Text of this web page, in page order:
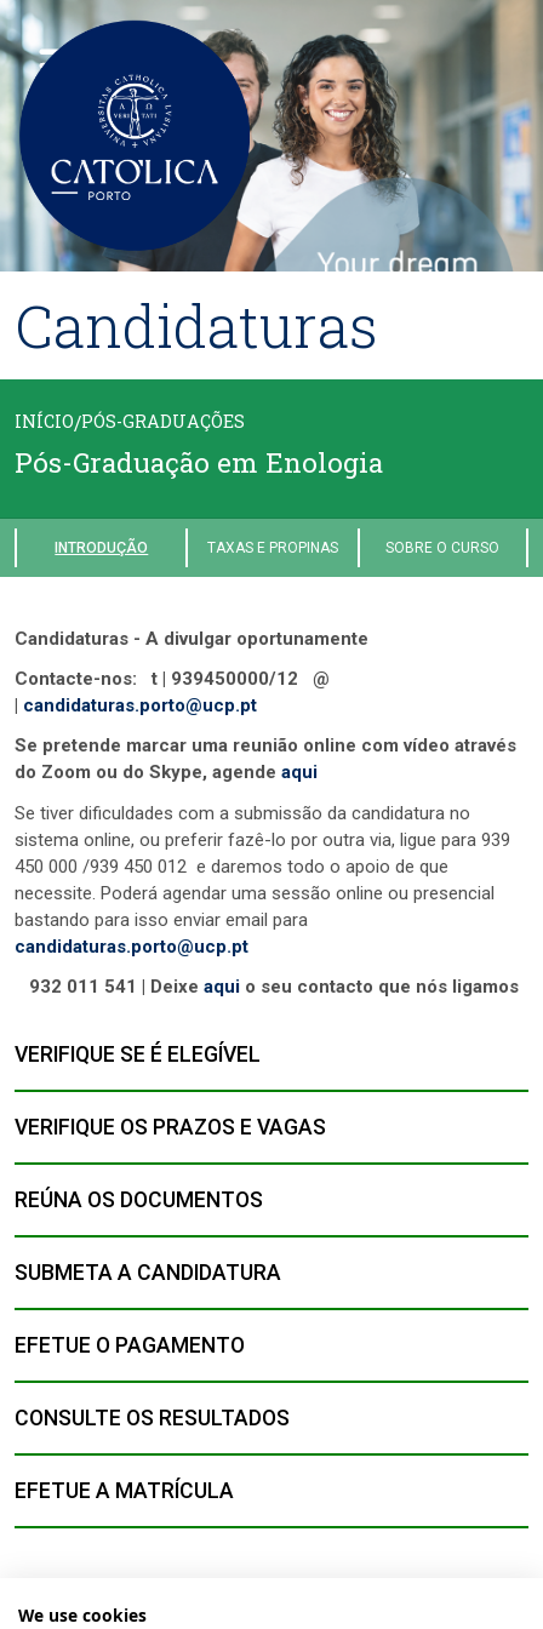
Passar para o conteúdo principal
Candidaturas
INÍCIO/PÓS-GRADUAÇÕES
Pós-Graduação em Enologia
INTRODUÇÃO TAXAS E PROPINAS SOBRE O CURSO
Candidaturas - A divulgar oportunamente
Contacte-nos:
t | 939450000/12 @
| candidaturas.porto@ucp.pt
Se pretende marcar uma reunião online com vídeo através
do Zoom ou do Skype, agende aqui
Se tiver dificuldades com a submissão da candidatura no
sistema online, ou preferir fazê-lo por outra via, ligue para 939
450 000 /939 450 012 e daremos todo o apoio de que
necessite. Poderá agendar uma sessão online ou presencial
bastando para isso enviar email para
candidaturas.porto@ucp.pt
932 011 541 | Deixe aqui o seu contacto que nós ligamos
VERIFIQUE SE É ELEGÍVEL
VERIFIQUE OS PRAZOS E VAGAS
REÚNA OS DOCUMENTOS
SUBMETA A CANDIDATURA
EFETUE O PAGAMENTO
CONSULTE OS RESULTADOS
EFETUE A MATRÍCULA
We use cookies